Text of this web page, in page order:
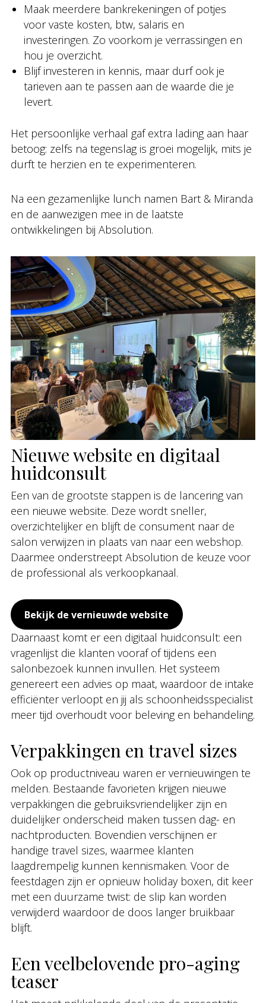
Maak meerdere bankrekeningen of potjes
voor vaste kosten, btw, salaris en
investeringen. Zo voorkom je verrassingen en
hou je overzicht.
Blijf investeren in kennis, maar durf ook je
tarieven aan te passen aan de waarde die je
levert.
Het persoonlijke verhaal gaf extra lading aan haar
betoog: zelfs na tegenslag is groei mogelijk, mits je
durft te herzien en te experimenteren.
Na een gezamenlijke lunch namen Bart & Miranda
en de aanwezigen mee in de laatste
ontwikkelingen bij Absolution.
Nieuwe website en digitaal
huidconsult
Een van de grootste stappen is de lancering van
een nieuwe website. Deze wordt sneller,
overzichtelijker en blijft de consument naar de
salon verwijzen in plaats van naar een webshop.
Daarmee onderstreept Absolution de keuze voor
de professional als verkoopkanaal.
Bekijk de vernieuwde website
Daarnaast komt er een digitaal huidconsult: een
vragenlijst die klanten vooraf of tijdens een
salonbezoek kunnen invullen. Het systeem
genereert een advies op maat, waardoor de intake
efficiënter verloopt en jij als schoonheidsspecialist
meer tijd overhoudt voor beleving en behandeling.
Verpakkingen en travel sizes
Ook op productniveau waren er vernieuwingen te
melden. Bestaande favorieten krijgen nieuwe
verpakkingen die gebruiksvriendelijker zijn en
duidelijker onderscheid maken tussen dag- en
nachtproducten. Bovendien verschijnen er
handige travel sizes, waarmee klanten
laagdrempelig kunnen kennismaken. Voor de
feestdagen zijn er opnieuw holiday boxen, dit keer
met een duurzame twist: de slip kan worden
verwijderd waardoor de doos langer bruikbaar
blijft.
Een veelbelovende pro-aging
teaser